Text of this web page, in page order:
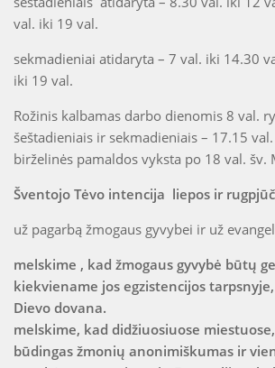
val. iki 19 val.
sekmadieniai atidaryta – 7 val. iki 14.30
iki 19 val.
Rožinis kalbamas darbo dienomis 8 val.
šeštadieniais ir sekmadieniais – 17.15
birželinės pamaldos vyksta po 18 val. šv.
Šventojo Tėvo intencija liepos ir
už pagarbą žmogaus gyvybei ir už
melskime , kad žmogaus gyvybė būtų
kiekviename jos egzistencijos
Dievo dovana.
melskime, kad didžiuosiuose
būdingas žmonių anonimiškumas ir